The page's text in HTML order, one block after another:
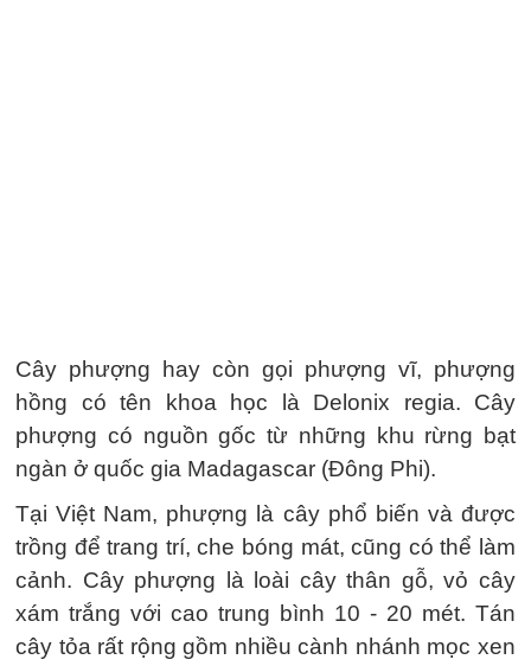
Cây phượng hay còn gọi phượng vĩ, phượng
hồng có tên khoa học là Delonix regia. Cây
phượng có nguồn gốc từ những khu rừng bạt
ngàn ở quốc gia Madagascar (Đông Phi).
Tại Việt Nam, phượng là cây phổ biến và được
trồng để trang trí, che bóng mát, cũng có thể làm
cảnh. Cây phượng là loài cây thân gỗ, vỏ cây
xám trắng với cao trung bình 10 - 20 mét. Tán
cây tỏa rất rộng gồm nhiều cành nhánh mọc xen